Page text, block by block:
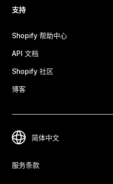
支持
Shopify 帮助中心
API 文档
Shopify 社区
博客
服务条款